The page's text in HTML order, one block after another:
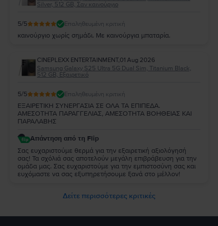
Silver, 512 GB, Σαν καινούργιο
5/5 Επαληθευμένη κριτική
καινούργιο χωρίς σημάδι. Με καινούργια μπαταρία.
CINEPLEXX ENTERTAINMENT,01 Aug 2026
Samsung Galaxy S25 Ultra 5G Dual Sim, Titanium Black,
512 GB, Εξαιρετικό
5/5 Επαληθευμένη κριτική
ΕΞΑΙΡΕΤΙΚΗ ΣΥΝΕΡΓΑΣΙΑ ΣΕ ΟΛΑ ΤΑ ΕΠΙΠΕΔΑ.
ΑΜΕΣΟΤΗΤΑ ΠΑΡΑΓΓΕΛΙΑΣ, ΑΜΕΣΟΤΗΤΑ ΒΟΗΘΕΙΑΣ ΚΑΙ
ΠΑΡΑΛΑΒΗΣ
Απάντηση από τη Flip
Σας ευχαριστούμε θερμά για την εξαιρετική αξιολόγησή
σας! Τα σχόλιά σας αποτελούν μεγάλη επιβράβευση για την
ομάδα μας. Σας ευχαριστούμε για την εμπιστοσύνη σας και
ευχόμαστε να σας εξυπηρετήσουμε ξανά στο μέλλον!
Δείτε περισσότερες κριτικές